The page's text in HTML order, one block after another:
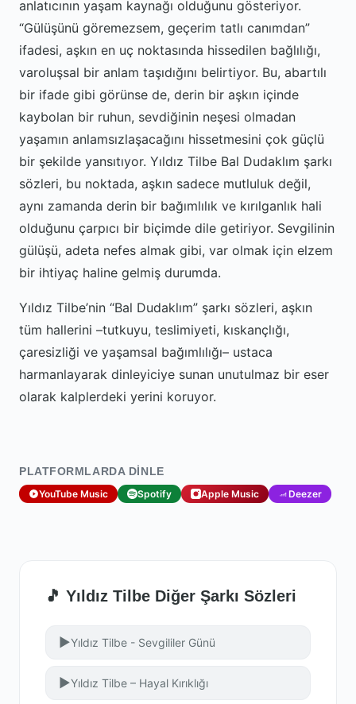
anlatıcının yaşam kaynağı olduğunu gösteriyor.
“Gülüşünü göremezsem, geçerim tatlı canımdan”
ifadesi, aşkın en uç noktasında hissedilen bağlılığı,
varoluşsal bir anlam taşıdığını belirtiyor. Bu, abartılı
bir ifade gibi görünse de, derin bir aşkın içinde
kaybolan bir ruhun, sevdiğinin neşesi olmadan
yaşamın anlamsızlaşacağını hissetmesini çok güçlü
bir şekilde yansıtıyor. Yıldız Tilbe Bal Dudaklım şarkı
sözleri, bu noktada, aşkın sadece mutluluk değil,
aynı zamanda derin bir bağımlılık ve kırılganlık hali
olduğunu çarpıcı bir biçimde dile getiriyor. Sevgilinin
gülüşü, adeta nefes almak gibi, var olmak için elzem
bir ihtiyaç haline gelmiş durumda.
Yıldız Tilbe’nin “Bal Dudaklım” şarkı sözleri, aşkın
tüm hallerini –tutkuyu, teslimiyeti, kıskançlığı,
çaresizliği ve yaşamsal bağımlılığı– ustaca
harmanlayarak dinleyiciye sunan unutulmaz bir eser
olarak kalplerdeki yerini koruyor.
PLATFORMLARDA DINLE
YouTube Music Spotify Apple Music Deezer
🎵 Yıldız Tilbe Diğer Şarkı Sözleri
▶Yıldız Tilbe - Sevgililer Günü
▶Yıldız Tilbe – Hayal Kırıklığı